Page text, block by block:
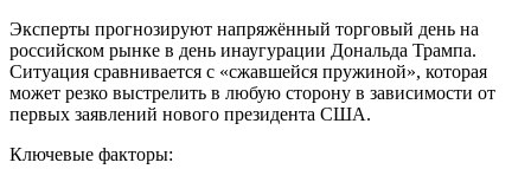
Эксперты прогнозируют напряжённый торговый день на
российском рынке в день инаугурации Дональда Трампа.
Ситуация сравнивается с «сжавшейся пружиной», которая
может резко выстрелить в любую сторону в зависимости от
первых заявлений нового президента США.
Ключевые факторы: